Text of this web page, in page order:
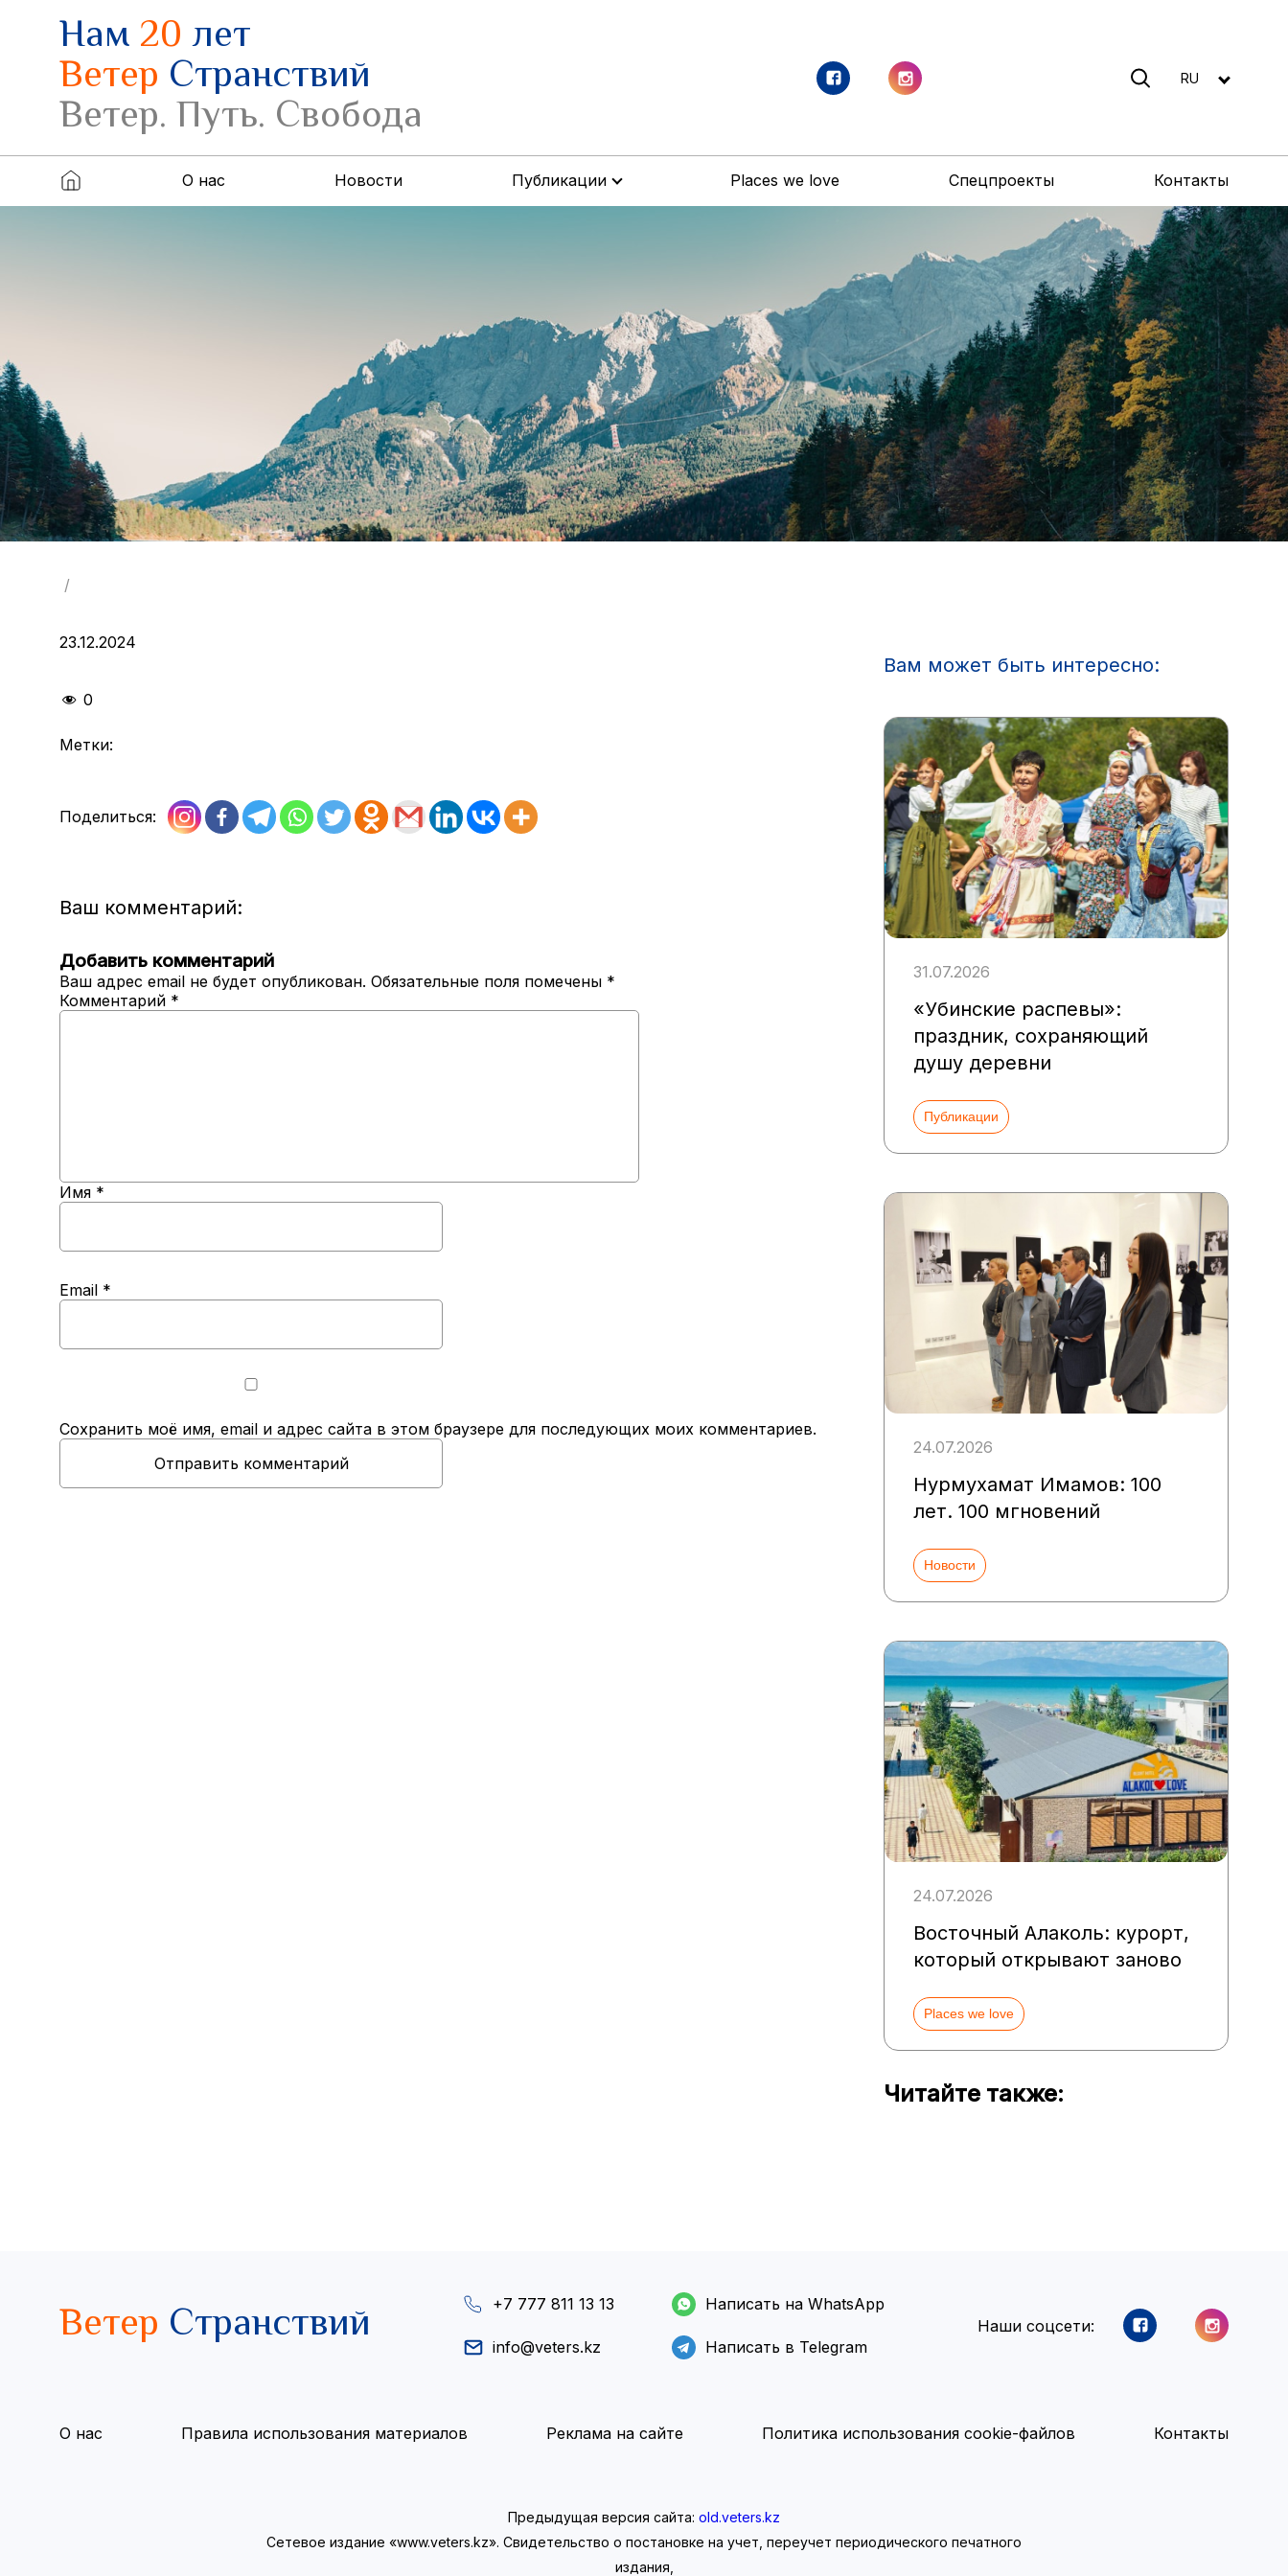
Нам20лет
Ветер Странствий
Ветер. Путь. Свобода
RU
О нас Новости Публикации Places we love Спецпроекты Контакты
/
23.12.2024
0
Метки:
Поделиться:
Ваш комментарий:
Добавить комментарий
Ваш адрес email не будет опубликован. Обязательные поля помечены *
Комментарий *
Имя *
Email *
Сохранить моё имя, email и адрес сайта в этом браузере для последующих моих комментариев.
Вам может быть интересно:
31.07.2026
«Убинские распевы»:
праздник, сохраняющий
душу деревни
Публикации
24.07.2026
Нурмухамат Имамов: 100
лет. 100 мгновений
Новости
24.07.2026
Восточный Алаколь: курорт,
который открывают заново
Places we love
Читайте также:
Ветер Странствий +7 777 811 13 13
info@veters.kz
Написать на WhatsApp
Написать в Telegram
Наши соцсети:
О нас Правила использования материалов Реклама на сайте Политика использования cookie-файлов Контакты
Предыдущая версия сайта: old.veters.kz
Сетевое издание «www.veters.kz». Свидетельство о постановке на учет, переучет периодического печатного
издания,